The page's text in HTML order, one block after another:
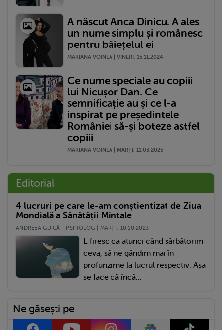
A născut Anca Dinicu. A ales
un nume simplu și românesc
pentru băiețelul ei
MARIANA VOINEA | VINERI, 15.11.2024
Ce nume speciale au copiii
lui Nicușor Dan. Ce
semnificație au și ce l-a
inspirat pe președintele
României să-și boteze astfel
copiii
MARIANA VOINEA | MARŢI, 11.03.2025
Editorial
4 lucruri pe care le-am conștientizat de Ziua
Mondială a Sănătății Mintale
ANDREEA GUICĂ - PSIHOLOG | MARŢI, 10.10.2023
E firesc ca atunci când sărbătorim
ceva, să ne gândim mai în
profunzime la lucrul respectiv. Așa
se face că încă...
Ne găsești pe